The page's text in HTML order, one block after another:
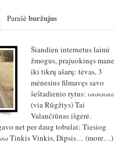
Parašėburžujus
Šiandien internetus laimi
žmogus, prajuokinęs mane
iki tikrų ašarų: tėvas, 3
mėnesius filmavęs savo
šeštadienio rytus: ωωωωω
(via Rūgžtys) Tai
Valančiūnas išgėrė.
net per daug tobulai: Tiesiog
Tinkis Vinkis, Dipsis… (more…)